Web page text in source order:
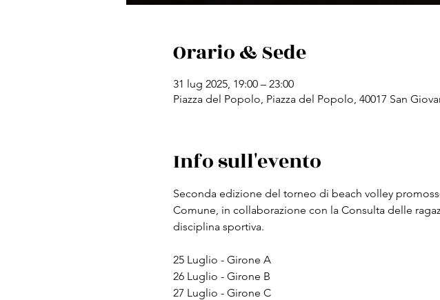
Orario & Sede
31 lug 2025, 19:00 – 23:00
Piazza del Popolo, Piazza del Popolo, 40017 San
Info sull'evento
Seconda edizione del torneo di beach volley
Comune, in collaborazione con la Consulta delle
disciplina sportiva.
25 Luglio - Girone A
26 Luglio - Girone B
27 Luglio - Girone C